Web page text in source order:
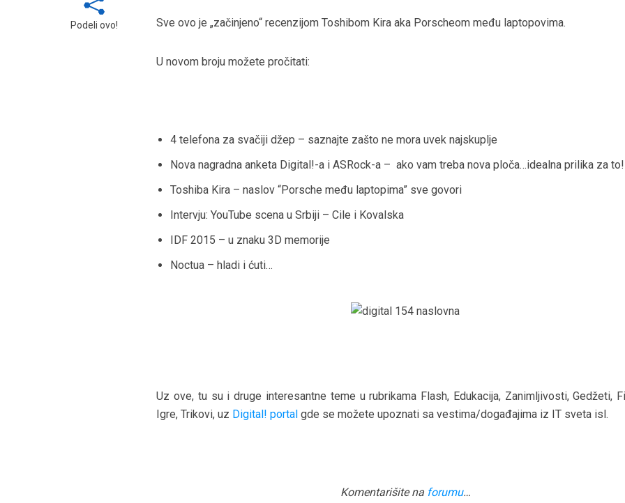
Podeli ovo! Sve ovo je „začinjeno“ recenzijom Toshibom Kira aka Porscheom među laptopovima.
U novom broju možete pročitati:
4 telefona za svačiji džep – saznajte zašto ne mora uvek najskuplje
Nova nagradna anketa Digital!-a i ASRock-a – ako vam treba nova ploča…idealna prilika za to!
Toshiba Kira – naslov “Porsche među laptopima” sve govori
Intervju: YouTube scena u Srbiji – Cile i Kovalska
IDF 2015 – u znaku 3D memorije
Noctua – hladi i ćuti…
Uz ove, tu su i druge interesantne teme u rubrikama Flash, Edukacija, Zanimljivosti, Gedžeti,
Igre, Trikovi, uz Digital! portal gde se možete upoznati sa vestima/događajima iz IT sveta isl.
Komentarišite na forumu…